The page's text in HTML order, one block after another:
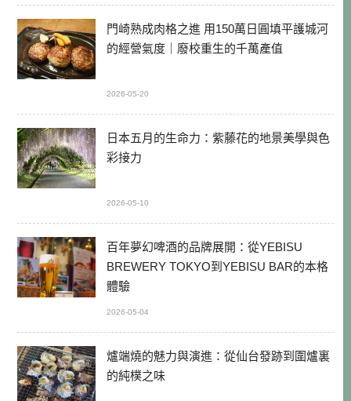
門崎熟成肉格之進 用150萬日圓填平護城河
的經營氣度｜廢校重生的千萬產值
2026-05-20
日本五月的生命力：紫藤花的地景美學與色
彩接力
2026-05-10
百年夢幻啤酒的品牌展開：從YEBISU
BREWERY TOKYO到YEBISU BAR的本格
體驗
2026-05-04
爐端燒的魅力與演進：從仙台發跡到圍爐裏
的純樸之味